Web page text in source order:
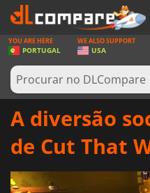
JOGOS
GAME CARDS
SOFTWARE
NOTÍCIAS
YOU ARE HERE
PORTUGAL
WE ALSO SUPPORT
USA
A diversão
de Cut That